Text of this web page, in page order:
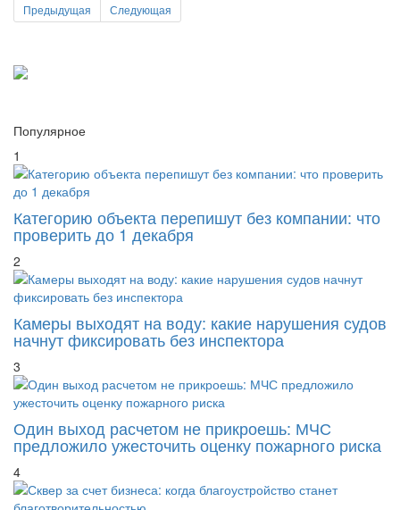
Предыдущая Следующая
Популярное
1
Категорию объекта перепишут без компании: что
проверить до 1 декабря
2
Камеры выходят на воду: какие нарушения судов
начнут фиксировать без инспектора
3
Один выход расчетом не прикроешь: МЧС
предложило ужесточить оценку пожарного риска
4